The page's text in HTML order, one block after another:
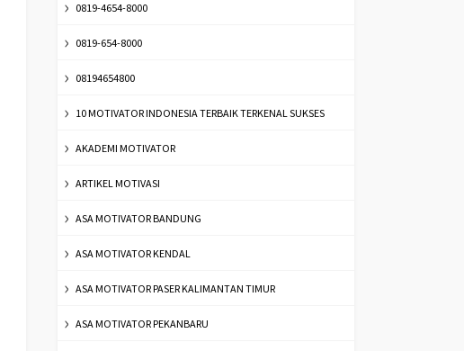
0819-4654-8000
0819-654-8000
08194654800
10 MOTIVATOR INDONESIA TERBAIK TERKENAL SUKSES
AKADEMI MOTIVATOR
ARTIKEL MOTIVASI
ASA MOTIVATOR BANDUNG
ASA MOTIVATOR KENDAL
ASA MOTIVATOR PASER KALIMANTAN TIMUR
ASA MOTIVATOR PEKANBARU